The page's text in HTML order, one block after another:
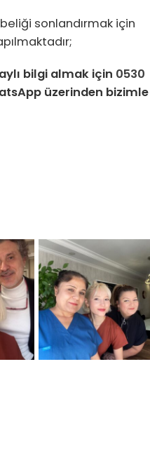
sonlandırmak için
bilgi almak için 0530
üzerinden bizimle